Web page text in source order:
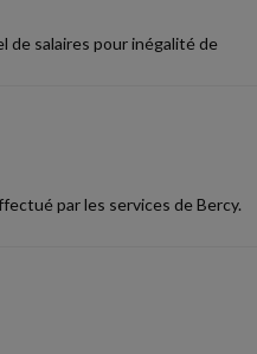
de salaires pour inégalité de
par les services de Bercy.